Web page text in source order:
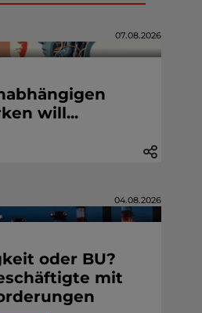
07.08.2026
will...
04.08.2026
oder BU?
mit